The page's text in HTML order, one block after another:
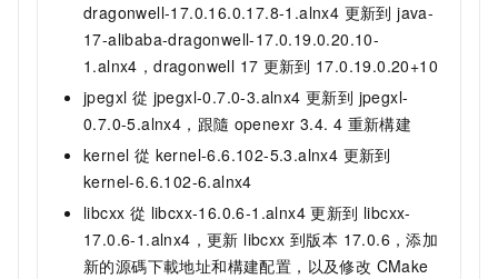
dragonwell-17.0.16.0.17.8-1.alnx4 更新到 java-
17-alibaba-dragonwell-17.0.19.0.20.10-
1.alnx4，dragonwell 17 更新到 17.0.19.0.20+10
jpegxl 從 jpegxl-0.7.0-3.alnx4 更新到 jpegxl-
0.7.0-5.alnx4，跟隨 openexr 3.4. 4 重新構建
kernel 從 kernel-6.6.102-5.3.alnx4 更新到
kernel-6.6.102-6.alnx4
libcxx 從 libcxx-16.0.6-1.alnx4 更新到 libcxx-
17.0.6-1.alnx4，更新 libcxx 到版本 17.0.6，添加
新的源碼下載地址和構建配置，以及修改 CMake